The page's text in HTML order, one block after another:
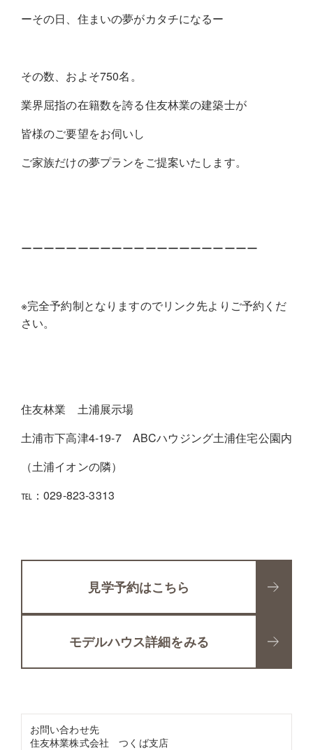
ーその日、住まいの夢がカタチになるー
その数、およそ750名。
業界屈指の在籍数を誇る住友林業の建築士が
皆様のご要望をお伺いし
ご家族だけの夢プランをご提案いたします。
ーーーーーーーーーーーーーーーーーーーーー
※完全予約制となりますのでリンク先よりご予約くだ
さい。
住友林業 土浦展示場
土浦市下高津4-19-7 ABCハウジング土浦住宅公園内
（土浦イオンの隣）
℡：029-823-3313
見学予約はこちら
モデルハウス詳細をみる
お問い合わせ先
住友林業株式会社 つくば支店